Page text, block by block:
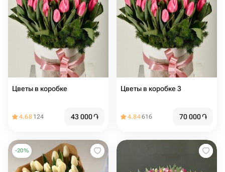
Цветы в коробке
4.68 124 43 000֏
Цветы в коробке 3
4.84616 70 000֏
-20%